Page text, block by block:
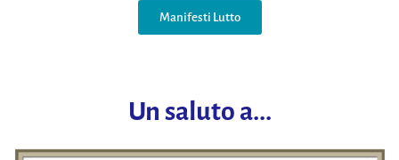
Manifesti Lutto
Un saluto a...